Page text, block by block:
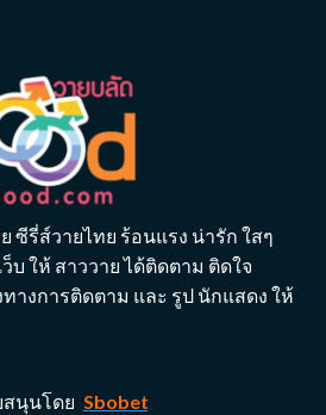
ซีรี่ส์วายไทย ร้อนแรง น่ารัก ใสๆ
บ ให้ สาววาย ได้ติดตาม ติดใจ
างการติดตาม และ รูป นักแสดง ให้
นุนโดย Sbobet